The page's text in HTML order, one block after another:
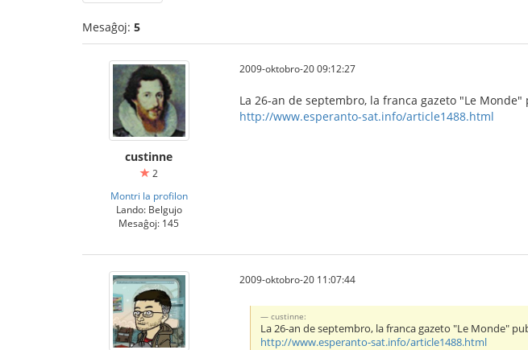
Mesaĝoj: 5
custinne
2
Montri la profilon
Lando: Belgujo
Mesaĝoj: 145
2009-oktobro-20 09:12:27
La 26-an de septembro, la franca gazeto "Le
http://www.esperanto-sat.info/article1488.html
2009-oktobro-20 11:07:44
custinne:
La 26-an de septembro, la franca gazeto "Le Monde"
http://www.esperanto-sat.info/article1488.html